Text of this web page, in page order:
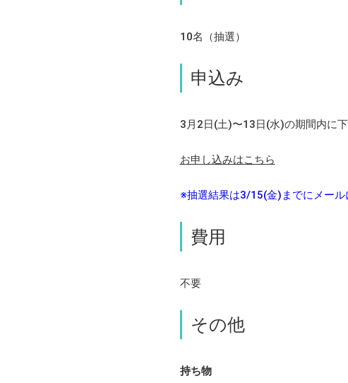
10名（抽選）
申込み
3月2日(土)〜13日(水)の期間内に
お申し込みはこちら
※抽選結果は3/15(金)までにメール
費用
不要
その他
持ち物